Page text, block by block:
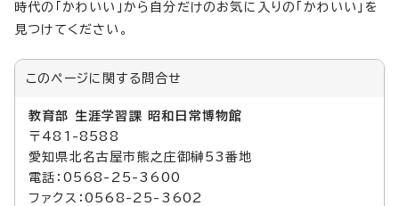
時代の「かわいい」から自分だけのお気に入りの「かわいい」を
見つけてください。
このページに関する 問合せ
教育部 生涯学習課 昭和日常博物館
〒481-8588
愛知県北名古屋市熊之庄御榊53番地
電話：0568-25-3600
ファクス：0568-25-3602